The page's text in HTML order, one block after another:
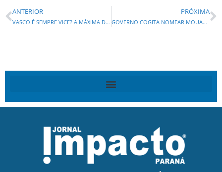
ANTERIOR
VASCO É SEMPRE VICE? A MÁXIMA DO FUTEBOL VIRA DESEJO POLÍTICO DO PRESIDENTE DA FIEP , EDSON VASCONCELOS!
PRÓXIMA
GOVERNO COGITA NOMEAR MOUAZEN COMO DIRETOR-GERAL DA CGE